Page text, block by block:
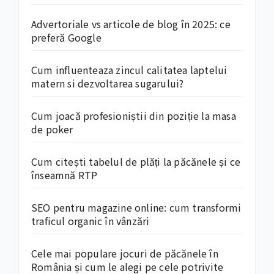
Advertoriale vs articole de blog în 2025: ce
preferă Google
Cum influenteaza zincul calitatea laptelui
matern si dezvoltarea sugarului?
Cum joacă profesioniștii din poziție la masa
de poker
Cum citești tabelul de plăți la păcănele și ce
înseamnă RTP
SEO pentru magazine online: cum transformi
traficul organic în vânzări
Cele mai populare jocuri de păcănele în
România și cum le alegi pe cele potrivite